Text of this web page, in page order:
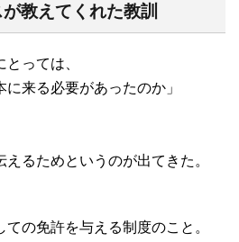
教えてくれた教訓
っては、
に来る必要があったのか」
えるためというのが出てきた。
の免許を与える制度のこと。